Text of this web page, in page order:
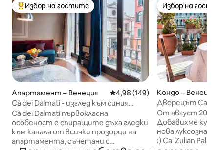
Най-популярен избор на гостите
Избор на гостите
Апартамент – Венеция Средна оценка: 4,98 от 5,
4,98 (149)
Cà dei Dalmati - изглед към синия
канал
Cà dei Dalmati първокласна
особеност е спиращите дъха гледки
към канала от всички прозорци на
апартамента, съчетани с
Избор на
Избор на
Кондо – Венеция
Дворецът Ca'
От август
Добавихме
нова луксозна
:) Ca' Zulian Palace е спиращо дъха